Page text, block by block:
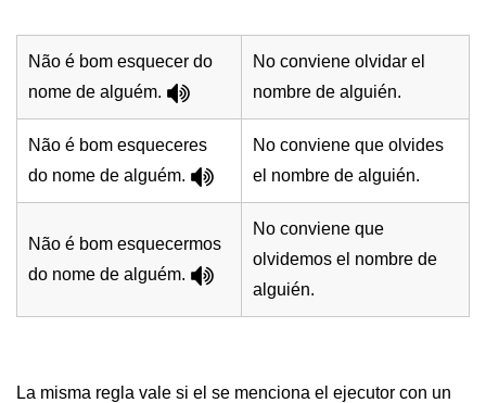
Não é bom esquecer do
nome de alguém.
No conviene olvidar el
nombre de alguién.
Não é bom esqueceres
do nome de alguém.
No conviene que olvides
el nombre de alguién.
Não é bom esquecermos
do nome de alguém.
No conviene que
olvidemos el nombre de
alguién.
La misma regla vale si el se menciona el ejecutor con un